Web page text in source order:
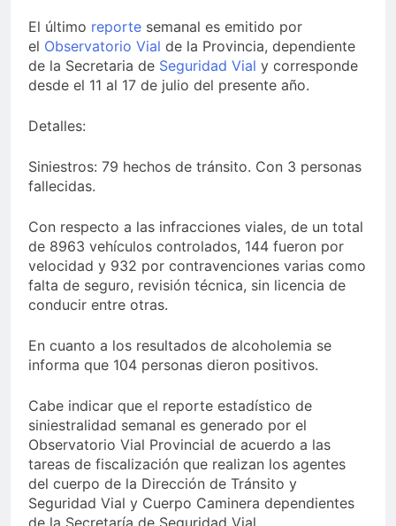
El último reporte semanal es emitido por
el Observatorio Vial de la Provincia, dependiente
de la Secretaria de Seguridad Vial y corresponde
desde el 11 al 17 de julio del presente año.
Detalles:
Siniestros: 79 hechos de tránsito. Con 3 personas
fallecidas.
Con respecto a las infracciones viales, de un total
de 8963 vehículos controlados, 144 fueron por
velocidad y 932 por contravenciones varias como
falta de seguro, revisión técnica, sin licencia de
conducir entre otras.
En cuanto a los resultados de alcoholemia se
informa que 104 personas dieron positivos.
Cabe indicar que el reporte estadístico de
siniestralidad semanal es generado por el
Observatorio Vial Provincial de acuerdo a las
tareas de fiscalización que realizan los agentes
del cuerpo de la Dirección de Tránsito y
Seguridad Vial y Cuerpo Caminera dependientes